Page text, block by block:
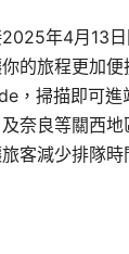
年4月13
的旅程更加
，掃描即可
奈良等關西
客減少排隊時